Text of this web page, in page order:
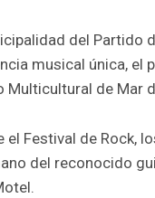
del Partido
musical única, el
Multicultural de Mar
el Festival de Rock,
del reconocido